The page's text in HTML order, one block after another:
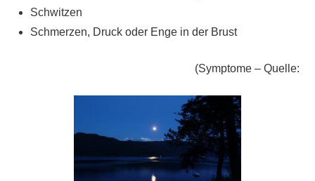
Schwitzen
Schmerzen, Druck oder Enge in der Brust
(Symptome – Quelle: